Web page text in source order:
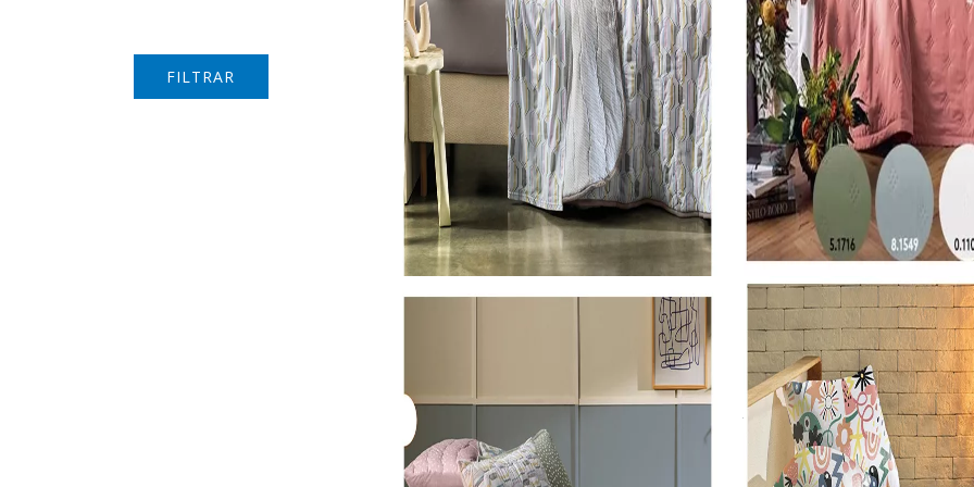
SKU 3745
R$ 421,11
R$ 379,00
( 10% de desconto)
R$ 421,11 em10xde R$42,11sem juros
Roupa de Cama Solteiro
Jogo De Colcha Altenburg 2 Peças Toque Acetinado Uw Diamond Rosa Magia 1,80M X 2,40M
SKU 3751
R$ 254,44
R$ 229,00no Pix
( 10% de desconto)
R$ 254,44em10xde R$ 25,44sem juros
FILTRAR